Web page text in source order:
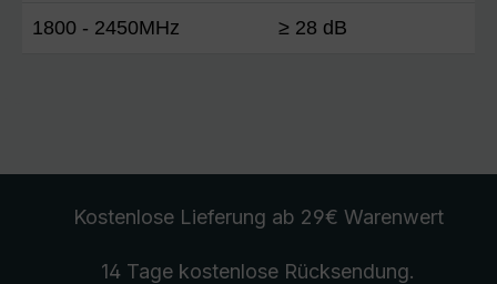
1800 - 2450MHz ≥ 28 dB
Kostenlose Lieferung ab 29€ Warenwert
14 Tage kostenlose Rücksendung.